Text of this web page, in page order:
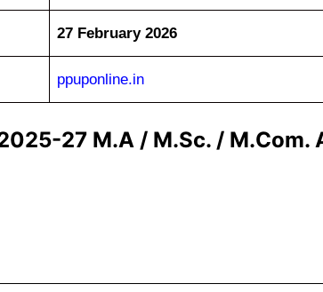
27 February 2026
ppuponline.in
27 M.A / M.Sc. /